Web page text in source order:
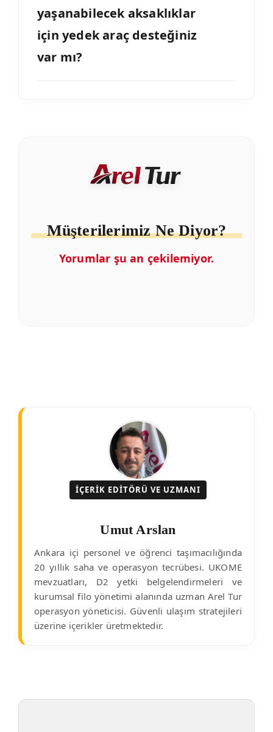
yaşanabilecek aksaklıklar
için yedek araç desteğiniz
var mı?
Müşterilerimiz Ne Diyor?
Yorumlar şu an çekilemiyor.
İÇERIK EDITÖRÜ VE UZMANI
Umut Arslan
Ankara içi personel ve öğrenci taşımacılığında
20 yıllık saha ve operasyon tecrübesi. UKOME
mevzuatları, D2 yetki belgelendirmeleri ve
kurumsal filo yönetimi alanında uzman Arel Tur
operasyon yöneticisi. Güvenli ulaşım stratejileri
üzerine içerikler üretmektedir.